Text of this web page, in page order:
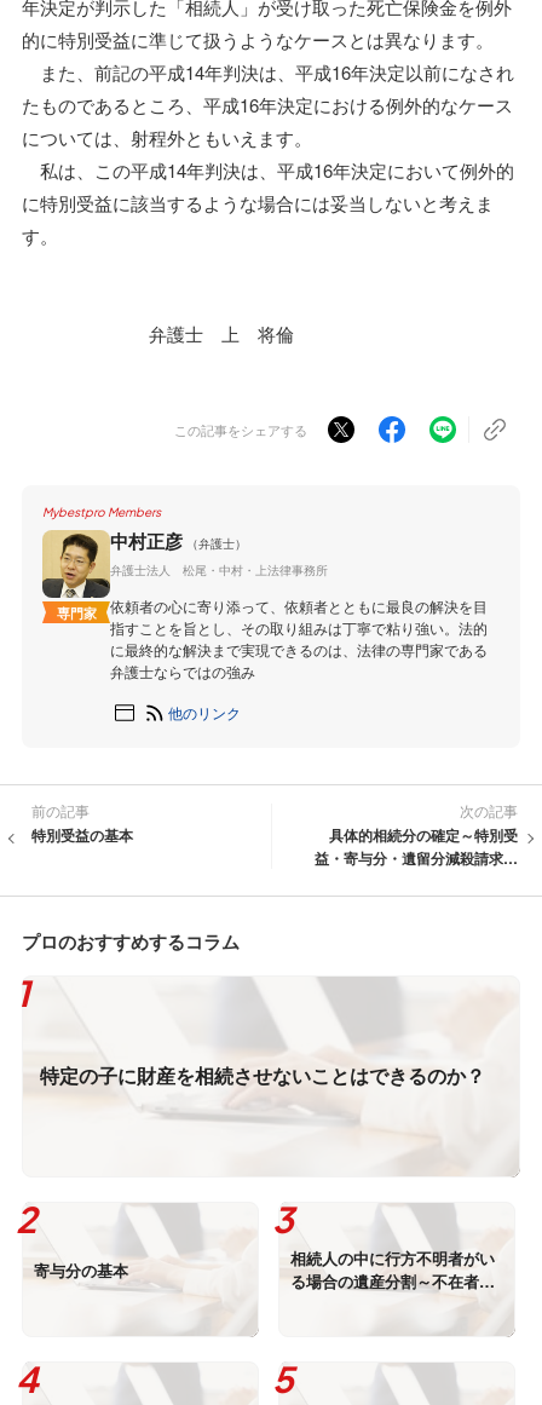
年決定が判示した「相続人」が受け取った死亡保険金を例外
的に特別受益に準じて扱うようなケースとは異なります。
また、前記の平成14年判決は、平成16年決定以前になされ
たものであるところ、平成16年決定における例外的なケース
については、射程外ともいえます。
私は、この平成14年判決は、平成16年決定において例外的
に特別受益に該当するような場合には妥当しないと考えま
す。
弁護士 上 将倫
この記事をシェアする
Mybestpro Members
専門家
中村正彦
（弁護士）
弁護士法人 松尾・中村・上法律事務所
依頼者の心に寄り添って、依頼者とともに最良の解決を目
指すことを旨とし、その取り組みは丁寧で粘り強い。法的
に最終的な解決まで実現できるのは、法律の専門家である
弁護士ならではの強み
他のリンク
前の記事
特別受益の基本
次の記事
具体的相続分の確定～特別受
益・寄与分・遺留分減殺請求と
プロのおすすめするコラム
特定の子に財産を相続させないことはできるのか？
寄与分の基本
相続人の中に行方不明者がい
る場合の遺産分割～不在者財